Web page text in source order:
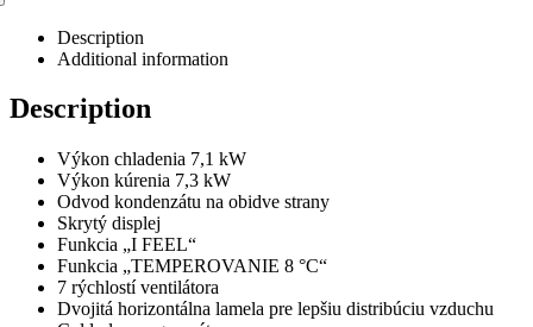
Description
Additional information
Description
Výkon chladenia 7,1 kW
Výkon kúrenia 7,3 kW
Odvod kondenzátu na obidve strany
Skrytý displej
Funkcia „I FEEL“
Funkcia „TEMPEROVANIE 8 °C“
7 rýchlostí ventilátora
Dvojitá horizontálna lamela pre lepšiu distribúciu vzduchu